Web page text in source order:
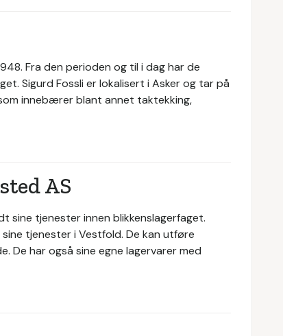
Fra den perioden og til i dag har de
Sigurd Fossli er lokalisert i Asker og tar på
innebærer blant annet taktekking,
AS
sine tjenester innen blikkenslagerfaget.
tjenester i Vestfold. De kan utføre
De har også sine egne lagervarer med